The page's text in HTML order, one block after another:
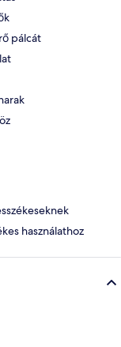
pálcát
használathoz